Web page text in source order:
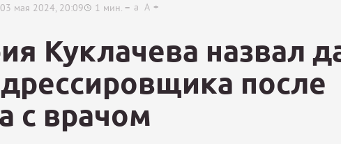
03 мая 2024, 20:09 1 мин. a A
Куклачева назвал
после
с врачом